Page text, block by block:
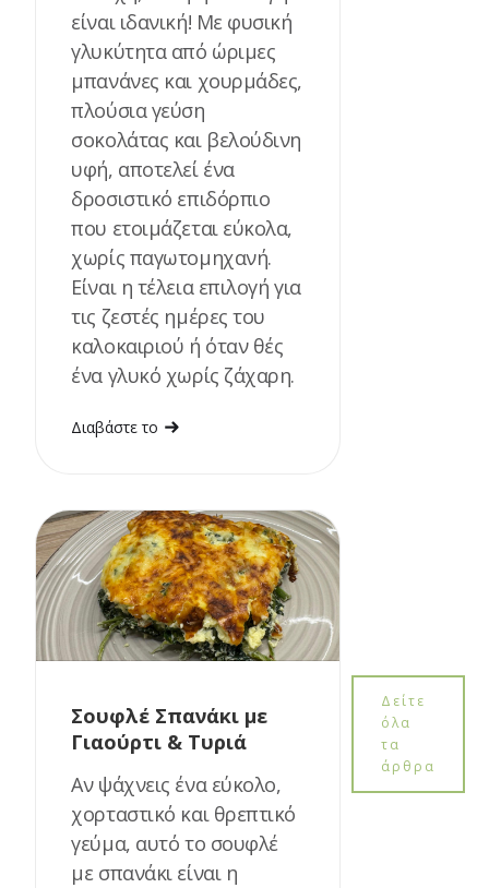
είναι ιδανική! Με φυσική
γλυκύτητα από ώριμες
μπανάνες και χουρμάδες,
πλούσια γεύση
σοκολάτας και βελούδινη
υφή, αποτελεί ένα
δροσιστικό επιδόρπιο
που ετοιμάζεται εύκολα,
χωρίς παγωτομηχανή.
Είναι η τέλεια επιλογή για
τις ζεστές ημέρες του
καλοκαιριού ή όταν θές
ένα γλυκό χωρίς ζάχαρη.
Διαβάστε το
Σουφλέ Σπανάκι με
Γιαούρτι & Τυριά
Αν ψάχνεις ένα εύκολο,
χορταστικό και θρεπτικό
γεύμα, αυτό το σουφλέ
με σπανάκι είναι η
Δείτε
όλα
τα
άρθρα